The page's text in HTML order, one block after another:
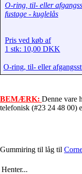
O-ring, til- eller
fustage - kuglelås
Pris ved køb af
1 stk: 10,00 DKK
O-ring, til- eller
BEMÆRK: Denne vare
telefonisk (#23 24 48 00)
Gummiring til låg til
Henter...